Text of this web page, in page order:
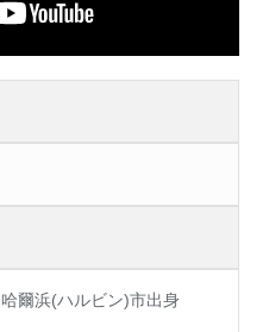
爾浜(ハルビン)市出身